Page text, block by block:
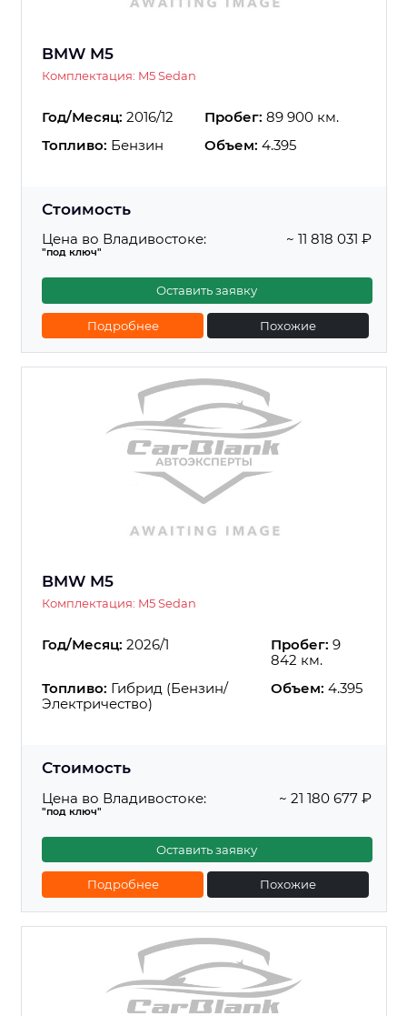
BMW M5
Комплектация: M5 Sedan
Год/Месяц: 2016/12 Пробег: 89 900 км.
Топливо: Бензин Объем: 4.395
Стоимость
Цена во Владивостоке:
"под ключ"
~ 11 818 031 ₽
Оставить заявку
Подробнее Похожие
BMW M5
Комплектация: M5 Sedan
Год/Месяц: 2026/1 Пробег: 9
842 км.
Топливо: Гибрид (Бензин/
Электричество)
Объем: 4.395
Стоимость
Цена во Владивостоке:
"под ключ"
~ 21 180 677 ₽
Оставить заявку
Подробнее Похожие